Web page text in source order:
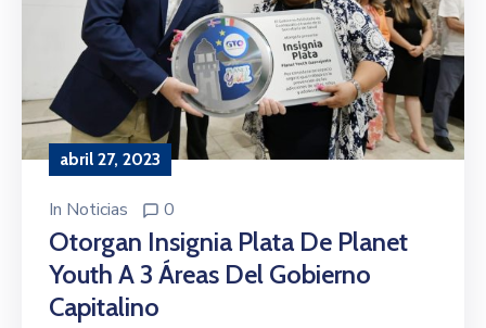
abril 27, 2023
In Noticias 0
Otorgan Insignia Plata De Planet
Youth A 3 Áreas Del Gobierno
Capitalino